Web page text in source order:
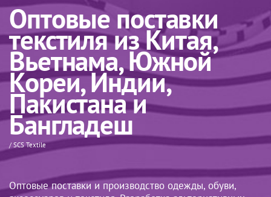
Оптовые поставки
текстиля из Китая,
Вьетнама, Южной
Кореи, Индии,
Пакистана и
Бангладеш
/ SCS Textile
Оптовые поставки и производство одежды, обуви,